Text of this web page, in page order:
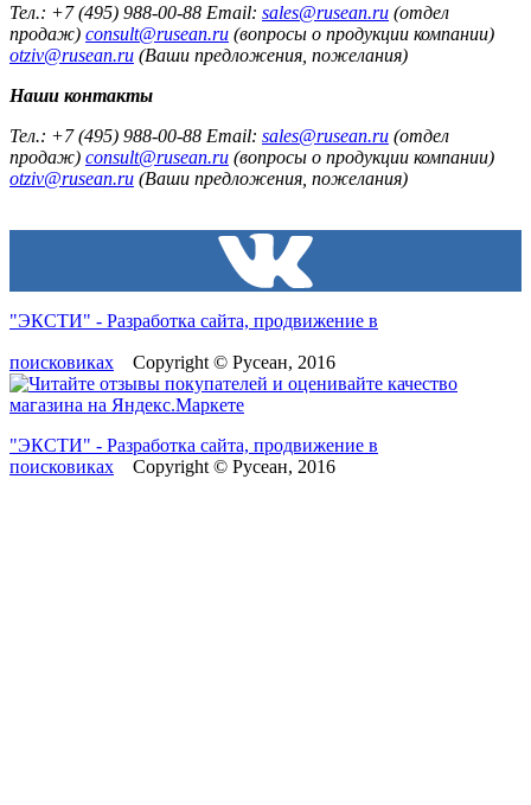
Тел.: +7 (495) 988-00-88 Email: sales@rusean.ru (отдел
продаж) consult@rusean.ru (вопросы о продукции компании)
otziv@rusean.ru (Ваши предложения, пожелания)
Наши контакты
Тел.: +7 (495) 988-00-88 Email: sales@rusean.ru (отдел
продаж) consult@rusean.ru (вопросы о продукции компании)
otziv@rusean.ru (Ваши предложения, пожелания)
"ЭКСТИ" - Разработка сайта, продвижение в
поисковиках Copyright © Русеан, 2016
"ЭКСТИ" - Разработка сайта, продвижение в
поисковиках Copyright © Русеан, 2016